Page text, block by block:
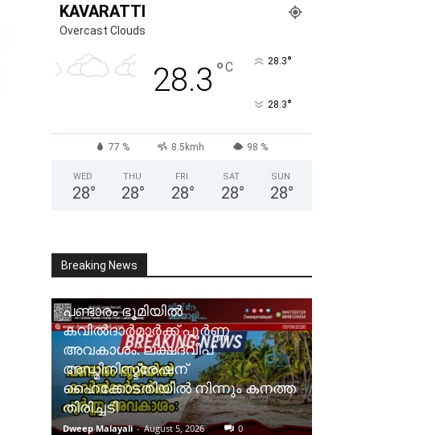
KAVARATTI
Overcast Clouds
28.3 °C 28.3°
28.3°
77 % 8.5kmh 98 %
WED
28°
THU
28°
FRI
28°
SAT
28°
SUN
28°
Breaking News
പണ്ടാരം ഭൂമിയിൽ
കവിൽദാർമാർക്ക് പൂർണ്ണ
അവകാശം: ലക്ഷദ്വീപ്
അഡ്മിനിസ്ട്രേഷന്
ഹൈക്കോടതിയിൽ നിന്നും കനത്ത
തിരിച്ചടി
Dweep Malayali - August 5, 2026 0